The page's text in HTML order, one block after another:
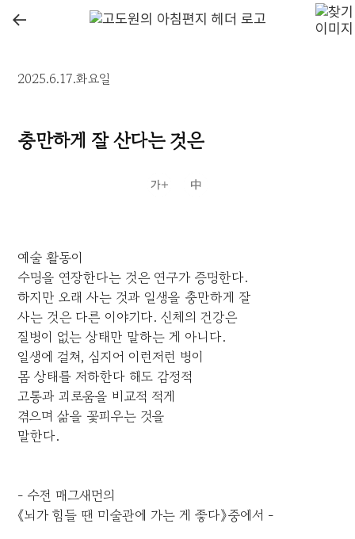
←
2025.6.17.화요일
충만하게 잘 산다는 것은
예술 활동이
수명을 연장한다는 것은 연구가 증명한다.
하지만 오래 사는 것과 일생을 충만하게 잘
사는 것은 다른 이야기다. 신체의 건강은
질병이 없는 상태만 말하는 게 아니다.
일생에 걸쳐, 심지어 이런저런 병이
몸 상태를 저하한다 해도 감정적
고통과 괴로움을 비교적 적게
겪으며 삶을 꽃피우는 것을
말한다.
- 수전 매그새먼의
《뇌가 힘들 땐 미술관에 가는 게 좋다》중에서 -